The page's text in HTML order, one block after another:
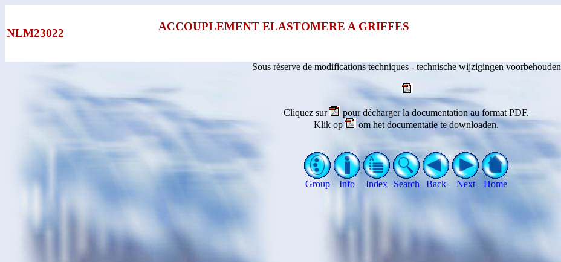
NLM23022
ACCOUPLEMENT ELASTOMERE A GRIFFES
Sous réserve de modifications techniques - technische wijzigingen voorbehouden
Cliquez sur
pour décharger la documentation au format PDF.
Klik op
om het documentatie te downloaden.
Group Info Index Search Back Next Home